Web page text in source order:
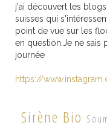
j'ai découvert les
suisses qui
point de vue sur les
en question.Je ne sais
journée
https://
Sirène Bio